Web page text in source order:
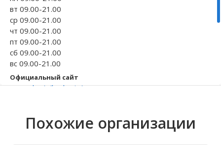
Волгоградская область
Кировоградская область
Восточно-Казахстанская область
вт 09.00-21.00
ср 09.00-21.00
чт 09.00-21.00
пт 09.00-21.00
сб 09.00-21.00
вс 09.00-21.00
Официальный сайт
ongrad.ru/c/barbaris/
Исправить неточность
Похожие организации